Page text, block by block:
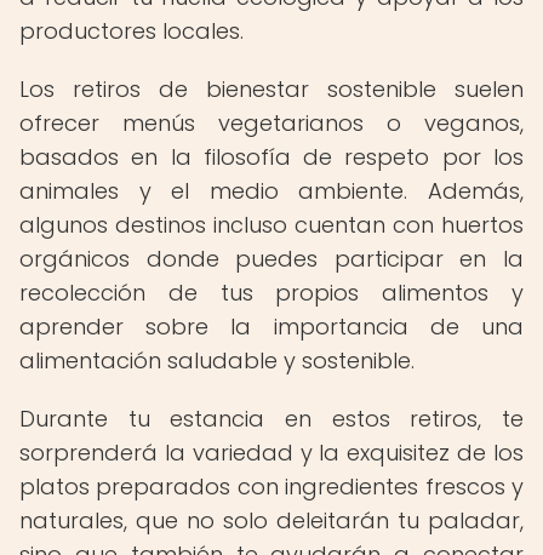
productores locales.
Los retiros de bienestar sostenible suelen
ofrecer menús vegetarianos o veganos,
basados en la filosofía de respeto por los
animales y el medio ambiente. Además,
algunos destinos incluso cuentan con huertos
orgánicos donde puedes participar en la
recolección de tus propios alimentos y
aprender sobre la importancia de una
alimentación saludable y sostenible.
Durante tu estancia en estos retiros, te
sorprenderá la variedad y la exquisitez de los
platos preparados con ingredientes frescos y
naturales, que no solo deleitarán tu paladar,